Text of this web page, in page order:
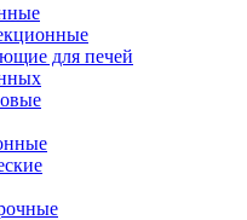
для печей